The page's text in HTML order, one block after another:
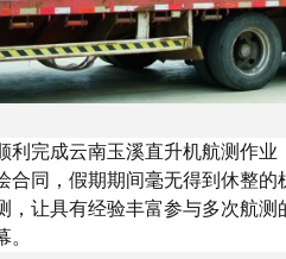
利完成云南玉溪直升机航测作
合同，假期期间毫无得到休整
，让具有经验丰富参与多次航
。